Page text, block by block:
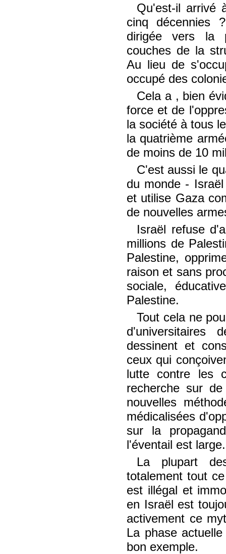
Qu'est-il arrivé
cinq décennies
dirigée vers la
couches de la
Au lieu de
occupé des
Cela a , bien
force et de
la société à tous
la quatrième
de moins de 10
C'est aussi le
du monde -
et utilise Gaza
de nouvelles
Israël refuse
millions de
Palestine,
raison et sans
sociale,
Palestine.
Tout cela ne
dessinent et
ceux qui
lutte contre les
recherche sur
nouvelles
médicalisées
sur la
l'éventail est large.
La plupart
totalement tout
est illégal et
en Israël est
activement ce
La phase
bon exemple.